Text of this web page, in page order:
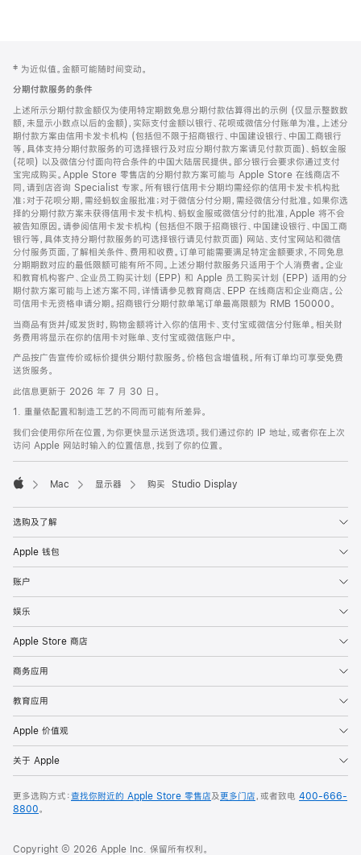
页
页
脚
注
‡ 为近似值。金额可能随时间变动。
分期付款服务的条件
上述所示分期付款金额仅为使用特定期数免息分期付款估算得出的示例 (仅显示整数数
额，未显示小数点以后的金额)，实际支付金额以银行、花呗或微信分付账单为准。上述分
期付款方案由信用卡发卡机构 (包括但不限于招商银行、中国建设银行、中国工商银行
等，具体支持分期付款服务的可选择银行及对应分期付款方案请见付款页面)、蚂蚁金服
(花呗) 以及微信分付面向符合条件的中国大陆居民提供。部分银行会要求你通过支付
宝完成购买。Apple Store 零售店的分期付款方案可能与 Apple Store 在线商店不
同，请到店咨询 Specialist 专家。所有银行信用卡分期均需经你的信用卡发卡机构批
准；对于花呗分期，需经蚂蚁金服批准；对于微信分付分期，需经微信分付批准。如果你选
择的分期付款方案未获得信用卡发卡机构、蚂蚁金服或微信分付的批准，Apple 将不会
被告知原因。请参阅信用卡发卡机构 (包括但不限于招商银行、中国建设银行、中国工商
银行等，具体支持分期付款服务的可选择银行请见付款页面) 网站、支付宝网站和微信
分付服务页面，了解相关条件、费用和收费。订单可能需要满足特定金额要求，不同免息
分期期数对应的最低限额可能有所不同。上述分期付款服务只适用于个人消费者。企业
和教育机构客户、企业员工购买计划 (EPP) 和 Apple 员工购买计划 (EPP) 适用的分
期付款方案可能与上述方案不同，详情请参见教育商店、EPP 在线商店和企业商店。公
司信用卡无资格申请分期。招商银行分期付款单笔订单最高限额为 RMB 150000。
当商品有货并/或发货时，购物金额将计入你的信用卡、支付宝或微信分付账单。相关财
务费用将显示在你的信用卡对账单、支付宝或微信账户中。
产品按广告宣传价或标价提供分期付款服务。价格包含增值税。所有订单均可享受免费
送货服务。
此信息更新于 2026 年 7 月 30 日。
1. 重量依配置和制造工艺的不同而可能有所差异。
我们会使用你所在位置，为你更快显示送货选项。我们通过你的 IP 地址，或者你在上次
访问 Apple 网站时输入的位置信息，找到了你的位置。
Mac 显示器 购买 Studio Display
选购及了解
Apple 钱包
账户
娱乐
Apple Store 商店
商务应用
教育应用
Apple 价值观
关于 Apple
更多选购方式：查找你附近的 Apple Store 零售店及更多门店，或者致电 400-666-
8800。
Copyright © 2026 Apple Inc. 保留所有权利。